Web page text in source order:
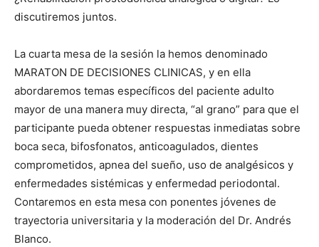
discutiremos juntos.
La cuarta mesa de la sesión la hemos denominado
MARATON DE DECISIONES CLINICAS, y en ella
abordaremos temas específicos del paciente adulto
mayor de una manera muy directa, “al grano” para que el
participante pueda obtener respuestas inmediatas sobre
boca seca, bifosfonatos, anticoagulados, dientes
comprometidos, apnea del sueño, uso de analgésicos y
enfermedades sistémicas y enfermedad periodontal.
Contaremos en esta mesa con ponentes jóvenes de
trayectoria universitaria y la moderación del Dr. Andrés
Blanco.